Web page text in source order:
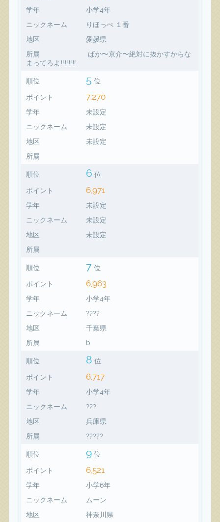
学年
小学4年
ニックネーム
りほっぺ １番
地区
愛媛県
所属
ばか〜京介〜絶対に抜かすからな
まってろよ‼️‼️‼️‼️
順位 5 位
ポイント 7,270
学年
未設定
ニックネーム
未設定
地区
未設定
所属
順位 6 位
ポイント 6,971
学年
未設定
ニックネーム
未設定
地区
未設定
所属
順位 7 位
ポイント 6,963
学年
小学4年
ニックネーム
????
地区
千葉県
所属
b
順位 8 位
ポイント 6,717
学年
小学4年
ニックネーム
???
地区
兵庫県
所属
?????
順位 9 位
ポイント 6,521
学年
小学6年
ニックネーム
ムーン
地区
神奈川県